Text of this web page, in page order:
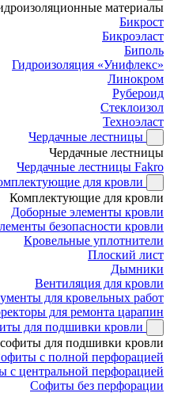
материалы
Бикрост
Бикроэласт
Биполь
Гидроизоляция «Унифлекс»
Линокром
Рубероид
Стеклоизол
Техноэласт
Чердачные лестницы
Чердачные лестницы
Чердачные лестницы Fakro
для кровли
Комплектующие для кровли
Доборные элементы кровли
безопасности кровли
Кровельные уплотнители
Плоский лист
Дымники
Вентиляция для кровли
для кровельных работ
для ремонта царапин
для подшивки кровли
для подшивки кровли
с полной перфорацией
с центральной перфорацией
Софиты без перфорации